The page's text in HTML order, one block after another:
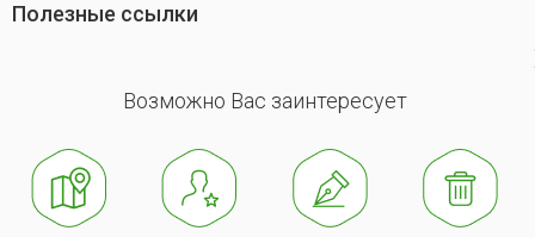
Полезные ссылки
Возможно Вас заинтересует